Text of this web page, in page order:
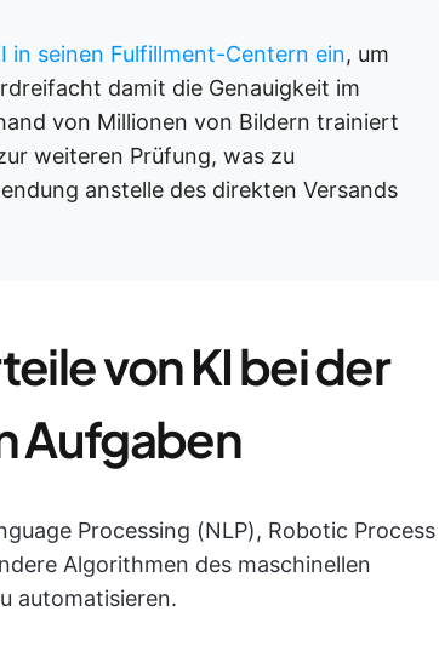
in seinen Fulfillment-Centern ein, um
damit die Genauigkeit im
von Millionen von Bildern trainiert
weiteren Prüfung, was zu
anstelle des direkten Versands
von KI bei der
Aufgaben
Processing (NLP), Robotic Process
Algorithmen des maschinellen
automatisieren.